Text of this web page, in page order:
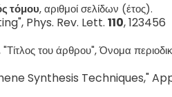
τόμου, αριθμοί σελίδων (έτος).
Phys. Rev. Lett. 110, 123456
του άρθρου", Όνομα
Synthesis Techniques,"